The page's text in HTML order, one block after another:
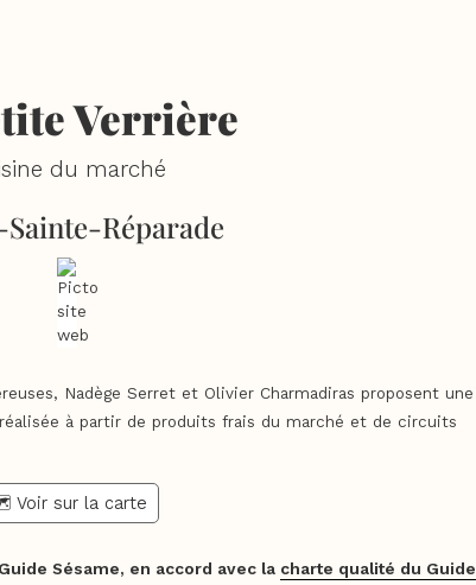
Verrière
du marché
Réparade
Nadège Serret et Olivier Charmadiras proposent une
à partir de produits frais du marché et de circuits
Voir sur la carte
Sésame, en accord avec la charte qualité du Guide